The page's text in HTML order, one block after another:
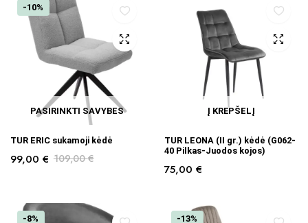
-10%
PASIRINKTI SAVYBES
TUR ERIC sukamoji kėdė
109,00€
99,00 €
Į KREPŠELĮ
TUR LEONA (II gr.) kėdė (G062-
40 Pilkas-Juodos kojos)
75,00 €
-8% -13%